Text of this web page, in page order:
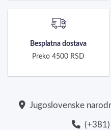
Besplatna dostava
Preko 4500 RSD
Jugoslovenske
(+381)